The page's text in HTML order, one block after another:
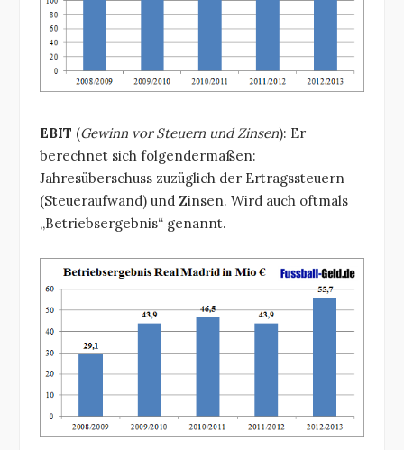
EBIT (Gewinn vor Steuern und Zinsen): Er
berechnet sich folgendermaßen:
Jahresüberschuss zuzüglich der Ertragssteuern
(Steueraufwand) und Zinsen. Wird auch oftmals
„Betriebsergebnis“ genannt.